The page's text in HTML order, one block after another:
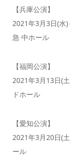
【兵庫公演】
2021年3月3日(水
急 中ホール
【福岡公演】
2021年3月13日(
ドホール
【愛知公演】
2021年3月20日(
ール